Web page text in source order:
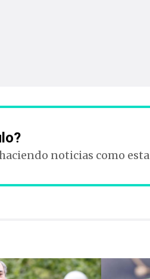
noticias como esta